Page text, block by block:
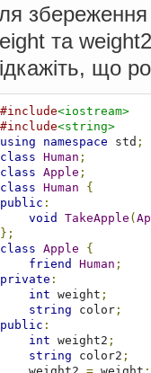
збереження
та
що
#include<iostream>
#include<string>
using
namespace std ;
class Human ;
class Apple ;
class Human
{
public :
void
TakeApple (
};
class Apple
{
friend
Human ;
private :
int weight ;
string color;
public :
int weight2 ;
string color2 ;